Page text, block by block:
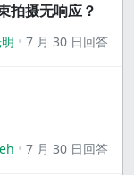
拍摄无响应？
7 月 30 日回答
7 月 30 日回答